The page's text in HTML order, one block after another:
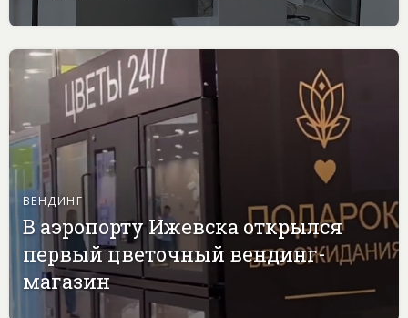
ВЕНДИНГ
В аэропорту Ижевска открылся
первый цветочный вендинг-
магазин